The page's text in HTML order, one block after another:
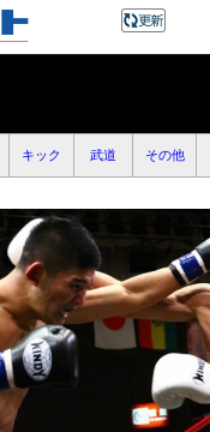
キック 武道 その他